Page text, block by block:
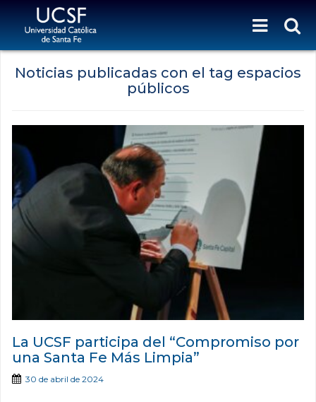
Noticias publicadas con el tag espacios
públicos
La UCSF participa del “Compromiso por
una Santa Fe Más Limpia”
30 de abril de 2024